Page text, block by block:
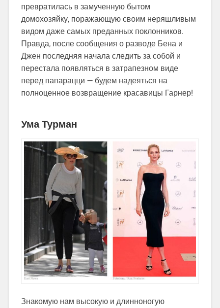
превратилась в замученную бытом
домохозяйку, поражающую своим неряшливым
видом даже самых преданных поклонников.
Правда, после сообщения о разводе Бена и
Джен последняя начала следить за собой и
перестала появляться в затрапезном виде
перед папарацци — будем надеяться на
полноценное возвращение красавицы Гарнер!
Ума Турман
Знакомую нам высокую и длинноногую